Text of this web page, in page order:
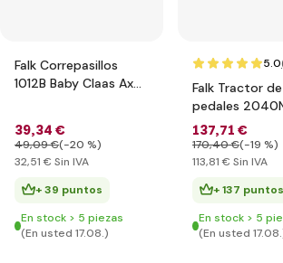
Falk Correpasillos
1012B Baby Claas Axos
39,34 €
49,09 €(-20 %)
32,51 € Sin IVA
+ 39 puntos
En stock > 5 piezas
(En usted 17.08.)
5.0
Falk Tractor de
pedales
Arion 410 con
cargador,
y remolque
137,71 €
170,40 €(-19 %)
113,81 € Sin IVA
+ 137 puntos
En stock > 5
(En usted